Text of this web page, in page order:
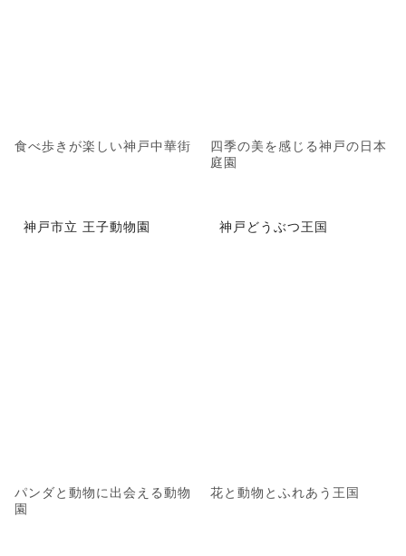
食べ歩きが楽しい神戸中華街
四季の美を感じる神戸の日本
庭園
神戸市立 王子動物園
パンダと動物に出会える動物
園
神戸どうぶつ王国
花と動物とふれあう王国